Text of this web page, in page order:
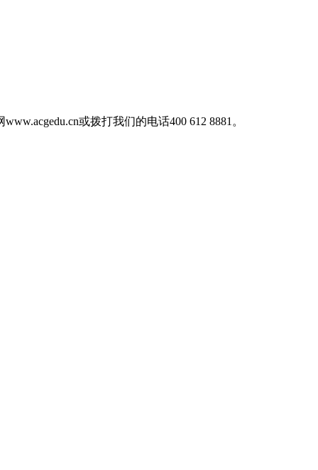
www.acgedu.cn或拨打我们的电话400 612 8881。